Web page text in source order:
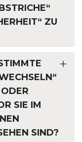
ZU
SIE IM
SIND?